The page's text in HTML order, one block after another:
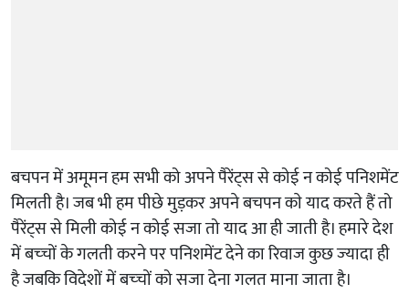
बचपन में अमूमन हम सभी को अपने पैरेंट्स से कोई न कोई पनिशमेंट
मिलती है। जब भी हम पीछे मुड़कर अपने बचपन काे याद करते हैं तो
पैरेंट्स से मिली कोई न कोई सजा तो याद आ ही जाती है। हमारे देश
में बच्‍चों के गलती करने पर पनिशमेंट देने का रिवाज कुछ ज्‍यादा ही
है जबकि विदेशों में बच्‍चों को सजा देना गलत माना जाता है।